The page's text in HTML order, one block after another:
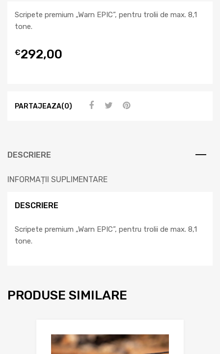
Scripete premium „Warn EPIC”, pentru trolii de max. 8,1
tone.
€292,00
PARTAJEAZA(0)
DESCRIERE
INFORMAȚII SUPLIMENTARE
DESCRIERE
Scripete premium „Warn EPIC”, pentru trolii de max. 8,1
tone.
PRODUSE SIMILARE